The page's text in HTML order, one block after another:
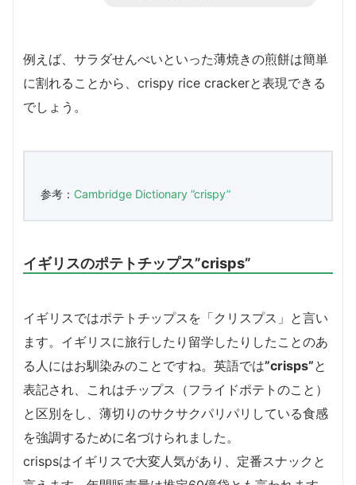
例えば、サラダせんべいといった薄焼きの煎餅は簡単
に割れることから、crispy rice crackerと表現できる
でしょう。
参考： Cambridge Dictionary ”crispy”
イギリスのポテトチップス”crisps”
イギリスではポテトチップスを「クリスプス」と言い
ます。イギリスに旅行したり留学したりしたことのあ
る人にはお馴染みのことですね。英語では”crisps”と
表記され、これはチップス（フライドポテトのこと）
と区別をし、薄切りのサクサクパリパリしている食感
を強調するために名づけられました。
crispsはイギリスで大変人気があり、定番スナックと